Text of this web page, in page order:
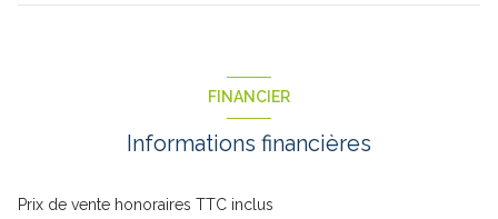
WC
FINANCIER
Informations financières
Prix de vente honoraires TTC inclus